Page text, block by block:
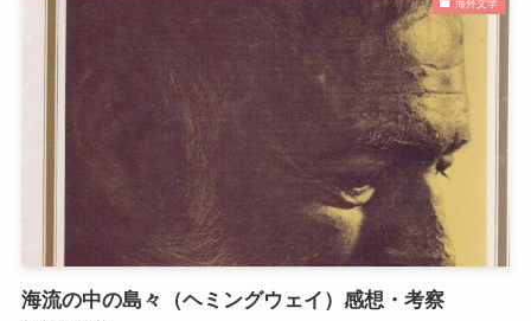
海外文学
海流の中の島々（ヘミングウェイ）感想・考察